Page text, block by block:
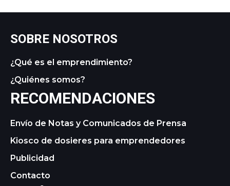
SOBRE NOSOTROS
¿Qué es el emprendimiento?
¿Quiénes somos?
RECOMENDACIONES
Envío de Notas y Comunicados de Prensa
Kiosco de dosieres para emprendedores
Publicidad
Contacto